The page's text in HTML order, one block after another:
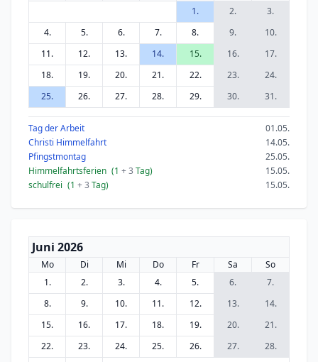
1.
2.
3.
4.
5. 6. 7. 8. 9.
10.
11.
12. 13. 14. 15. 16.
17.
18.
19. 20. 21. 22. 23.
24.
25.
26. 27. 28. 29. 30. 31.
Tag der Arbeit
01.05.
Christi Himmelfahrt
14.05.
Pfingstmontag
25.05.
Himmelfahrtsferien (1 + 3 Tag)
15.05.
schulfrei (1 + 3 Tag) 15.05.
Juni 2026
Mo Di Mi Do Fr Sa
So
1.
2. 3. 4. 5. 6.
7.
8.
9. 10. 11. 12. 13.
14.
15.
16. 17. 18. 19. 20.
21.
22.
23. 24. 25. 26. 27.
28.